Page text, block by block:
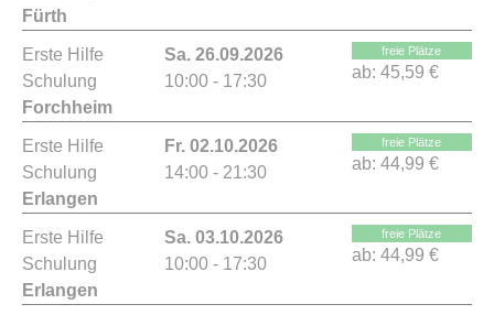
Fürth
Erste Hilfe
Schulung
Forchheim
Sa. 26.09.2026
10:00 - 17:30
freie Plätze
ab: 45,59 €
Erste Hilfe
Schulung
Erlangen
Fr. 02.10.2026
14:00 - 21:30
freie Plätze
ab: 44,99 €
Erste Hilfe
Schulung
Erlangen
Sa. 03.10.2026
10:00 - 17:30
freie Plätze
ab: 44,99 €